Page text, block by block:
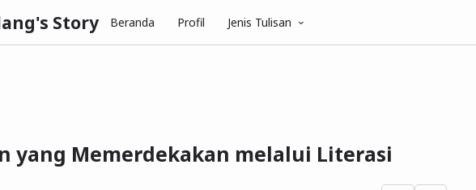
Story Beranda Profil Jenis Tulisan
yang Memerdekakan melalui Literasi